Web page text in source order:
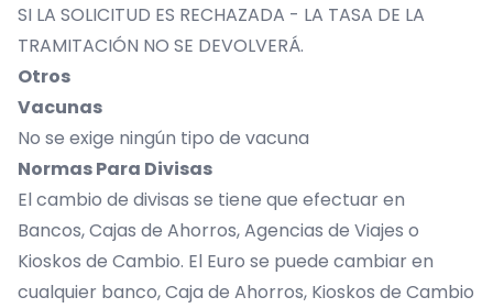
SI LA SOLICITUD ES RECHAZADA - LA TASA DE LA
TRAMITACIÓN NO SE DEVOLVERÁ.
Otros
Vacunas
No se exige ningún tipo de vacuna
Normas Para Divisas
El cambio de divisas se tiene que efectuar en
Bancos, Cajas de Ahorros, Agencias de Viajes o
Kioskos de Cambio. El Euro se puede cambiar en
cualquier banco, Caja de Ahorros, Kioskos de Cambio